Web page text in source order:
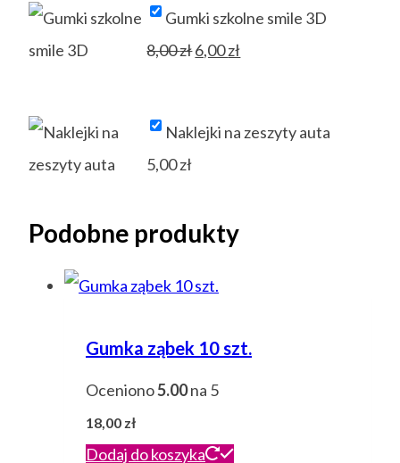
Gumki szkolne smile 3D
8,00złPierwotna
8,00 zł.
6,00złAktualna
6,00 zł.
Naklejki na zeszyty auta
5,00zł
Podobne produkty
Gumka ząbek 10 szt.
Oceniono5.00na 5
18,00 zł
Dodaj do koszyka